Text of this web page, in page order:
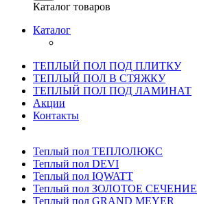
Каталог товаров
Каталог
ТЕПЛЫЙ ПОЛ ПОД ПЛИТКУ
ТЕПЛЫЙ ПОЛ В СТЯЖКУ
ТЕПЛЫЙ ПОЛ ПОД ЛАМИНАТ
Акции
Контакты
Теплый пол ТЕПЛОЛЮКС
Теплый пол DEVI
Теплый пол IQWATT
Теплый пол ЗОЛОТОЕ СЕЧЕНИЕ
Теплый пол GRAND MEYER